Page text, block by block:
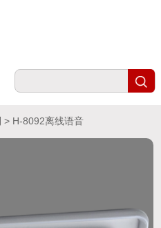
> H-8092离线语音